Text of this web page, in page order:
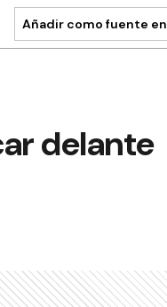
Añadir como fuente en
delante